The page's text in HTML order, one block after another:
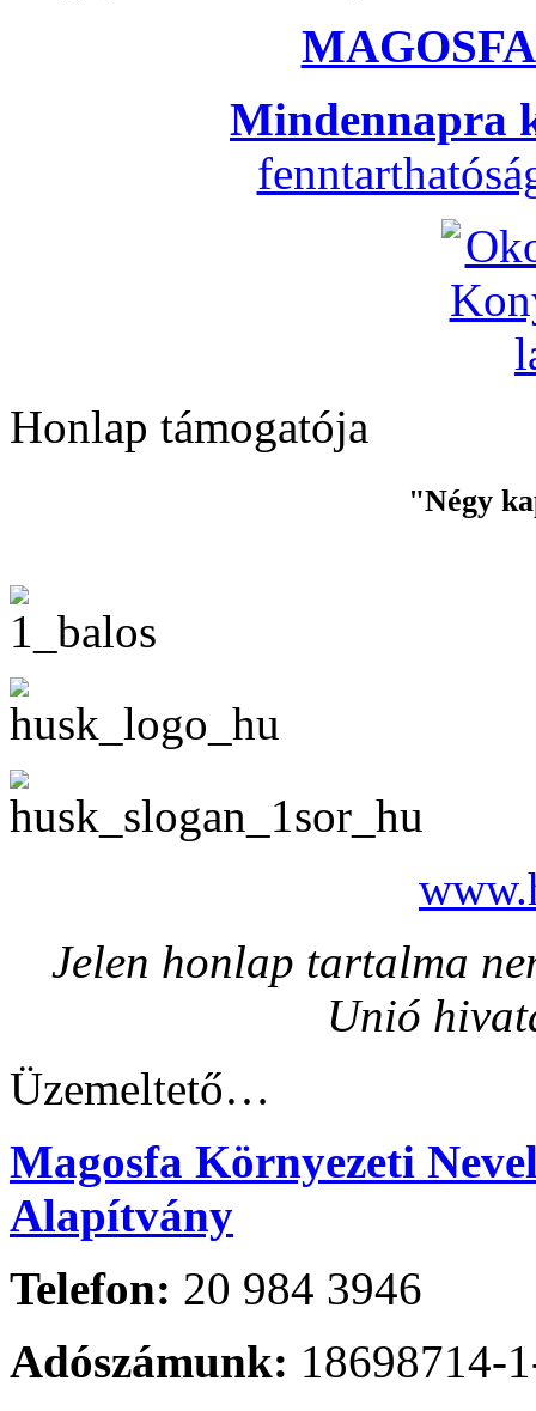
Mindennapra
Honlap támogatója
"Négy
Jelen honlap tartalma
Unió
Üzemeltető…
Magosfa Környezeti
Alapítvány
Telefon: 20 984 3946
Adószámunk: 18698714-